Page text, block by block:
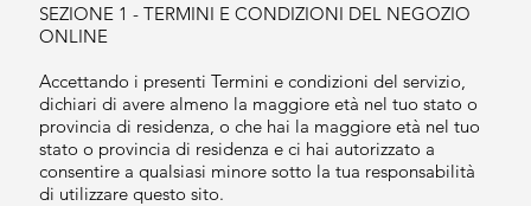
SEZIONE 1 - TERMINI E CONDIZIONI DEL NEGOZIO
ONLINE
Accettando i presenti Termini e condizioni del servizio,
dichiari di avere almeno la maggiore età nel tuo stato o
provincia di residenza, o che hai la maggiore età nel tuo
stato o provincia di residenza e ci hai autorizzato a
consentire a qualsiasi minore sotto la tua responsabilità
di utilizzare questo sito.